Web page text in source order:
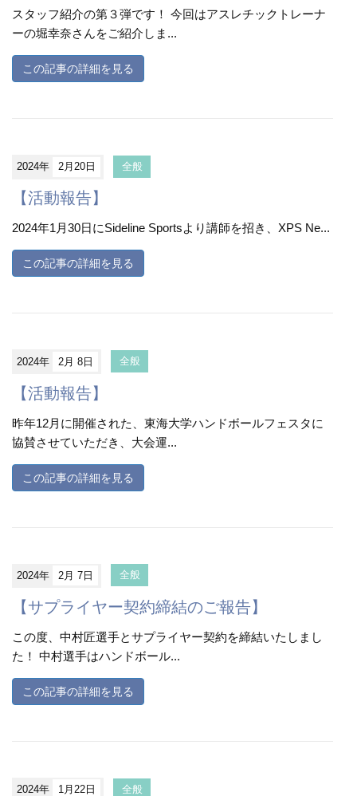
スタッフ紹介の第３弾です！ 今回はアスレチックトレーナ
ーの堀幸奈さんをご紹介しま...
この記事の詳細を見る
2024年 2月20日 全般
【活動報告】
2024年1月30日にSideline Sportsより講師を招き、XPS Ne...
この記事の詳細を見る
2024年 2月 8日 全般
【活動報告】
昨年12月に開催された、東海大学ハンドボールフェスタに
協賛させていただき、大会運...
この記事の詳細を見る
2024年 2月 7日 全般
【サプライヤー契約締結のご報告】
この度、中村匠選手とサプライヤー契約を締結いたしまし
た！ 中村選手はハンドボール...
この記事の詳細を見る
2024年 1月22日 全般